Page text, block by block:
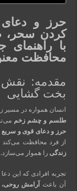
حرز و
کردن
با
محافظت
مقدمه:
بخت گشایی
انسان همواره در مسیر
طلسم و چشم زخم
حرز و دعای قوی و سریع
از فرد محافظت
زندگی را هموار می‌سازد.
تجربه افرادی که این
آن باعث
آرامش